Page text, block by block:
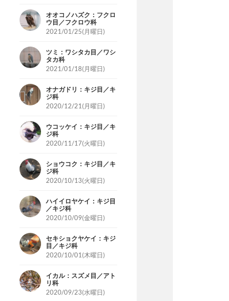
オオコノハズク：フクロ
ウ目／フクロウ科
2021/01/25(月曜日)
ツミ：ワシタカ目／ワシ
タカ科
2021/01/18(月曜日)
オナガドリ：キジ目／キ
ジ科
2020/12/21(月曜日)
ウコッケイ：キジ目／キ
ジ科
2020/11/17(火曜日)
ショウコク：キジ目／キ
ジ科
2020/10/13(火曜日)
ハイイロヤケイ：キジ目
／キジ科
2020/10/09(金曜日)
セキショクヤケイ：キジ
目／キジ科
2020/10/01(木曜日)
イカル：スズメ目／アト
リ科
2020/09/23(水曜日)